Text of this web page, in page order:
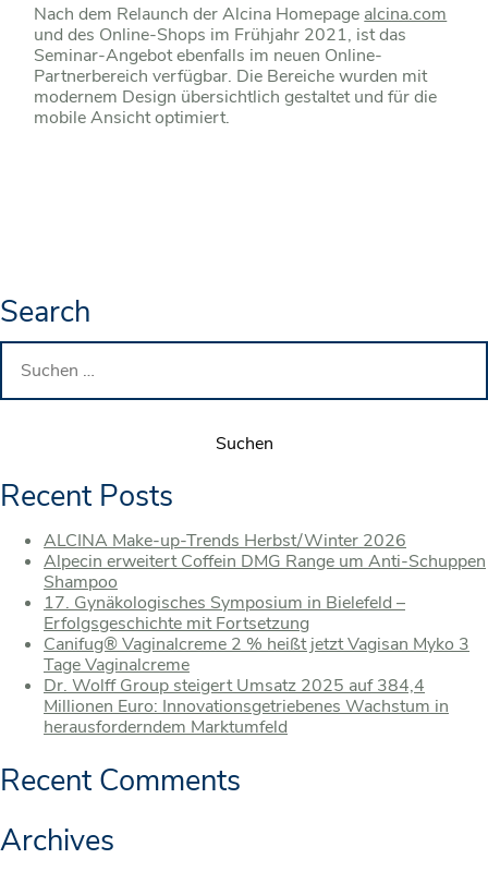
Nach dem Relaunch der Alcina Homepage alcina.com
und des Online-Shops im Frühjahr 2021, ist das
Seminar-Angebot ebenfalls im neuen Online-
Partnerbereich verfügbar. Die Bereiche wurden mit
modernem Design übersichtlich gestaltet und für die
mobile Ansicht optimiert.
Search
Suchen
Recent Posts
ALCINA Make-up-Trends Herbst/Winter 2026
Alpecin erweitert Coffein DMG Range um Anti-Schuppen
Shampoo
17. Gynäkologisches Symposium in Bielefeld –
Erfolgsgeschichte mit Fortsetzung
Canifug® Vaginalcreme 2 % heißt jetzt Vagisan Myko 3
Tage Vaginalcreme
Dr. Wolff Group steigert Umsatz 2025 auf 384,4
Millionen Euro: Innovationsgetriebenes Wachstum in
herausforderndem Marktumfeld
Recent Comments
Archives